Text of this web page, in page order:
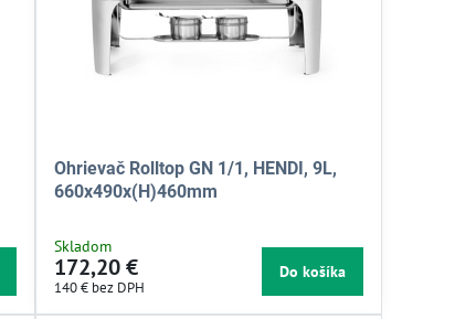
Ohrievač Rolltop GN 1/1, HENDI, 9L,
660x490x(H)460mm
Skladom
172,20 €
140 € bez DPH
Do košíka